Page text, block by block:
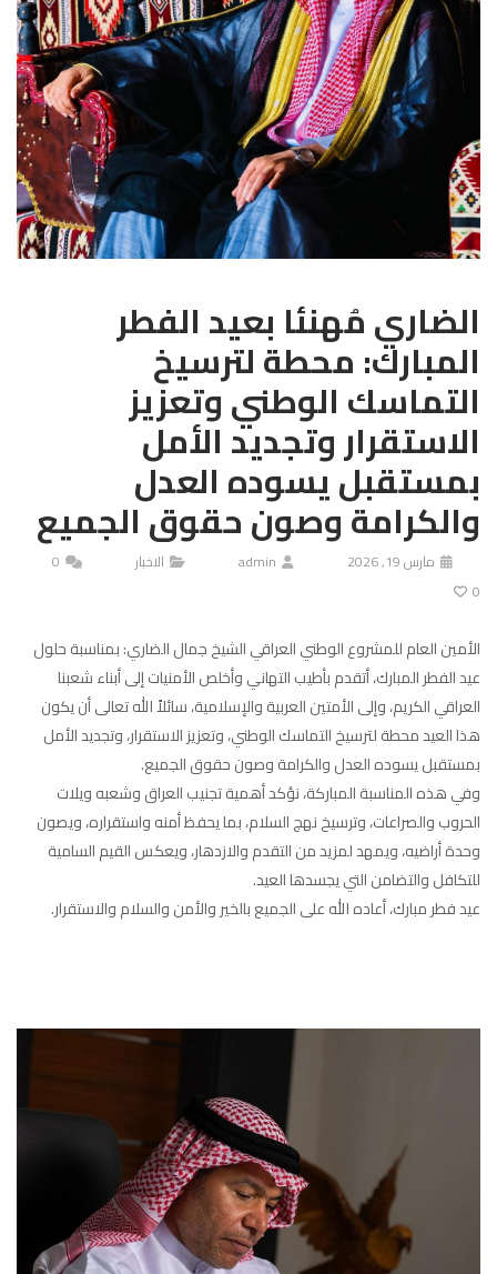
الضاري مُهنئا بعيد الفطر
المبارك: محطة لترسيخ
التماسك الوطني وتعزيز
الاستقرار وتجديد الأمل
بمستقبل يسوده العدل
والكرامة وصون حقوق الجميع
مارس 19, 2026 admin الاخبار
0
0
الأمين العام للمشروع الوطني العراقي الشيخ جمال الضاري: بمناسبة حلول
عيد الفطر المبارك، أتقدم بأطيب التهاني وأخلص الأمنيات إلى أبناء شعبنا
العراقي الكريم، وإلى الأمتين العربية والإسلامية، سائلاً الله تعالى أن يكون
هذا العيد محطة لترسيخ التماسك الوطني، وتعزيز الاستقرار، وتجديد الأمل
بمستقبل يسوده العدل والكرامة وصون حقوق الجميع.
وفي هذه المناسبة المباركة، نؤكد أهمية تجنيب العراق وشعبه ويلات
الحروب والصراعات، وترسيخ نهج السلام، بما يحفظ أمنه واستقراره، ويصون
وحدة أراضيه، ويمهد لمزيد من التقدم والازدهار، ويعكس القيم السامية
للتكافل والتضامن التي يجسدها العيد.
عيد فطر مبارك، أعاده الله على الجميع بالخير والأمن والسلام والاستقرار.